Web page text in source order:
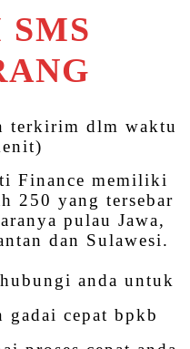
terkirim dlm waktu
Finance memiliki
250 yang tersebar
pulau Jawa,
dan Sulawesi.
anda untuk
gadai cepat bpkb